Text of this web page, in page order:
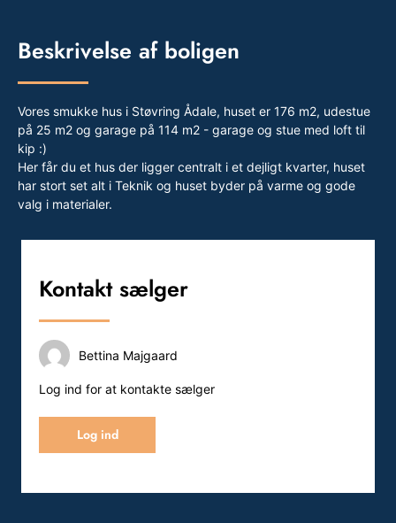
Beskrivelse af boligen
Vores smukke hus i Støvring Ådale, huset er 176 m2, udestue
på 25 m2 og garage på 114 m2 - garage og stue med loft til
kip :)
Her får du et hus der ligger centralt i et dejligt kvarter, huset
har stort set alt i Teknik og huset byder på varme og gode
valg i materialer.
Kontakt sælger
Bettina Majgaard
Log ind for at kontakte sælger
Log ind